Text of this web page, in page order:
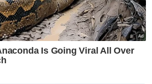
aduan tentang ajaran
The Mother" yang disebarkan
menyimpang daripada
Ahli Sunnah Wal Jamaah wajib